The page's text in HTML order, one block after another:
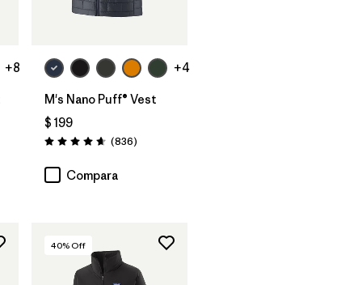
+8 +4
M's Nano Puff® Vest
$ 199
Valoración: 4.7 / 5
(836Comentarios
)
Compara
40% Off